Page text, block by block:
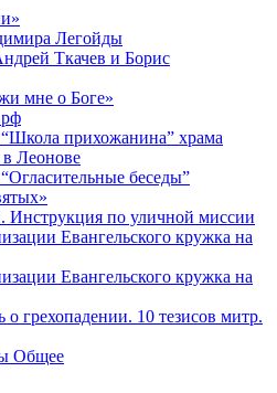
Легойды
Ткачев и Борис
мне о Боге»
прихожанина” храма
Леонове
беседы”
Инструкция по уличной миссии
Евангельского кружка на
Евангельского кружка на
о грехопадении. 10 тезисов митр.
Общее